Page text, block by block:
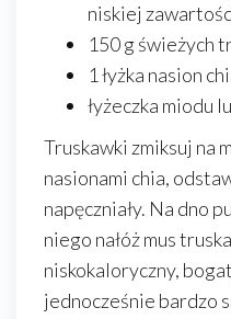
niskiej
150 g świeżych
1 łyżka nasion
łyżeczka miodu
Truskawki zmiksuj na
nasionami chia,
napęczniały. Na dno
niego nałóż mus
niskokaloryczny,
jednocześnie bardzo